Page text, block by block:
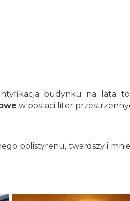
budynku na lata to
w postaci liter
polistyrenu, twardszy i